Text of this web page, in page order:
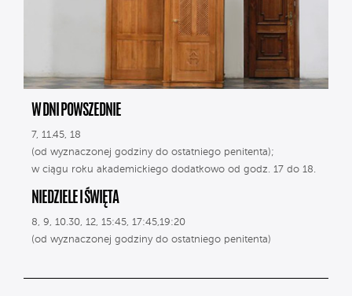
W DNI POWSZEDNIE
7, 11.45, 18
(od wyznaczonej godziny do ostatniego penitenta);
w ciągu roku akademickiego dodatkowo od godz. 17 do 18.
NIEDZIELE I ŚWIĘTA
8, 9, 10.30, 12, 15:45, 17:45,19:20
(od wyznaczonej godziny do ostatniego penitenta)